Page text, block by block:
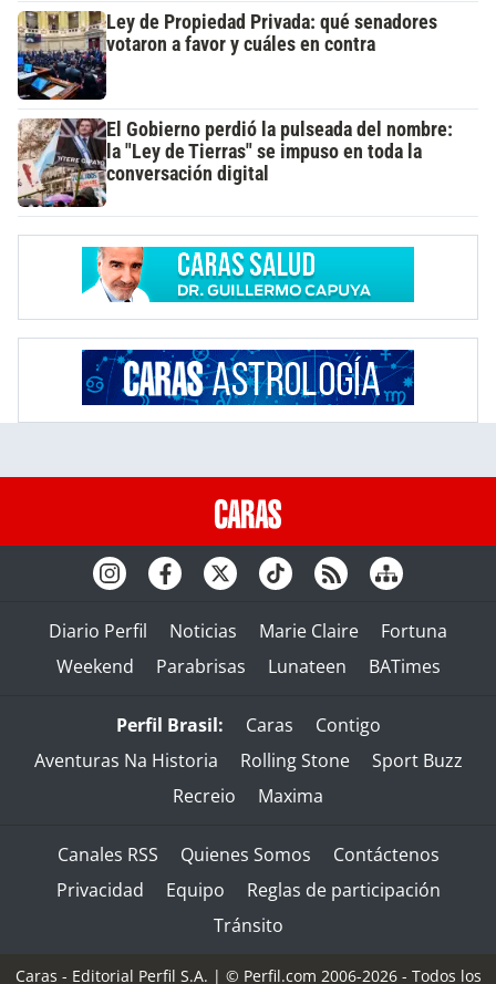
Ley de Propiedad Privada: qué senadores
votaron a favor y cuáles en contra
El Gobierno perdió la pulseada del nombre:
la "Ley de Tierras" se impuso en toda la
conversación digital
Diario Perfil Noticias Marie Claire
Fortuna
Weekend
Parabrisas Lunateen BATimes
Perfil Brasil: Caras
Contigo
Aventuras Na Historia
Rolling Stone
Sport Buzz
Recreio
Maxima
Canales RSS Quienes Somos
Contáctenos
Privacidad
Equipo
Reglas de participación
Tránsito
Caras - Editorial Perfil S.A. | © Perfil.com 2006-2026 - Todos los